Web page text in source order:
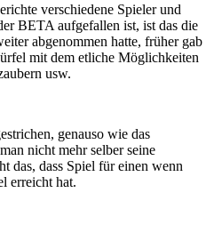
verschiedene Spieler und
BETA aufgefallen ist, ist das die
abgenommen hatte, früher gab
mit dem etliche Möglichkeiten
usw.
genauso wie das
nicht mehr selber seine
das, dass Spiel für einen wenn
erreicht hat.